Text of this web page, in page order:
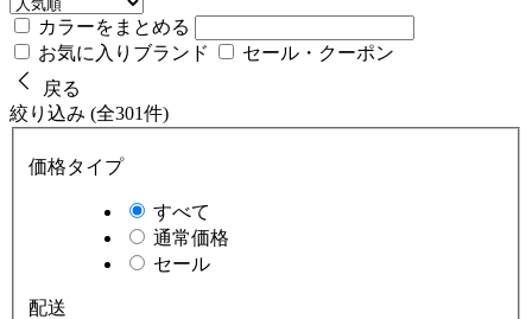
カラーをまとめる
お気に入りブランド
セール・クーポン
戻る
絞り込み (全301件)
価格タイプ
すべて
通常価格
セール
配送